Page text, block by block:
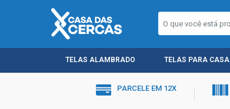
TELAS ALAMBRADO TELAS PARA CASA
PARCELE EM 12X